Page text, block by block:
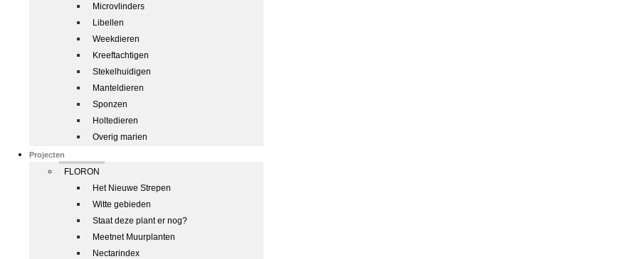
Microvlinders
Libellen
Weekdieren
Kreeftachtigen
Stekelhuidigen
Manteldieren
Sponzen
Holtedieren
Overig marien
Projecten
FLORON
Het Nieuwe Strepen
Witte gebieden
Staat deze plant er nog?
Meetnet Muurplanten
Nectarindex